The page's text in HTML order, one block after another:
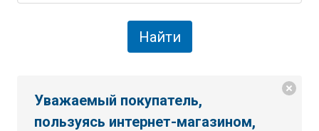
Уважаемый покупатель,
пользуясь интернет-магазином,